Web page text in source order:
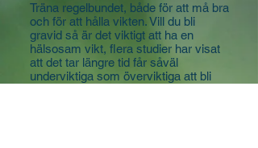
Träna regelbundet, både för att må bra
och för att hålla vikten. Vill du bli
gravid så är det viktigt att ha en
hälsosam vikt, flera studier har visat
att det tar längre tid får såväl
underviktiga som överviktiga att bli